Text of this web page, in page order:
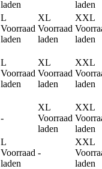
laden
laden
L
Voorraad
laden
XL
Voorraad
laden
XXL
laden
L
Voorraad
laden
XL
Voorraad
laden
XXL
laden
-
XL
Voorraad
laden
XXL
laden
L
Voorraad
laden
-
XXL
laden